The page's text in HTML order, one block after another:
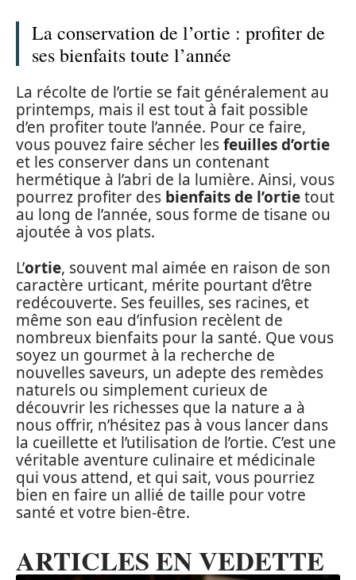
La conservation de l’ortie : profiter de
ses bienfaits toute l’année
La récolte de l’ortie se fait généralement au
printemps, mais il est tout à fait possible
d’en profiter toute l’année. Pour ce faire,
vous pouvez faire sécher lesfeuilles d’ortie
et les conserver dans un contenant
hermétique à l’abri de la lumière. Ainsi, vous
pourrez profiter des bienfaits de l’ortietout
au long de l’année, sous forme de tisane ou
ajoutée à vos plats.
L’ortie, souvent mal aimée en raison de son
caractère urticant, mérite pourtant d’être
redécouverte. Ses feuilles, ses racines, et
même son eau d’infusion recèlent de
nombreux bienfaits pour la santé. Que vous
soyez un gourmet à la recherche de
nouvelles saveurs, un adepte des remèdes
naturels ou simplement curieux de
découvrir les richesses que la nature a à
nous offrir, n’hésitez pas à vous lancer dans
la cueillette et l’utilisation de l’ortie. C’est une
véritable aventure culinaire et médicinale
qui vous attend, et qui sait, vous pourriez
bien en faire un allié de taille pour votre
santé et votre bien-être.
ARTICLES EN VEDETTE